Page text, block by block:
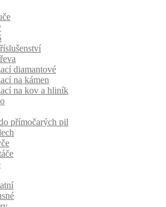
diamantové
na kámen
na kov a hliník
přímočarých pil